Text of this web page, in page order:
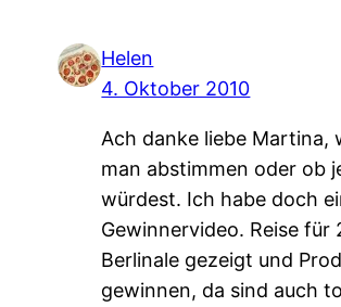
Helen
4. Oktober 2010
Ach danke liebe Martina,
man abstimmen oder ob
würdest. Ich habe doch
Gewinnervideo. Reise
Berlinale gezeigt und
gewinnen, da sind auch